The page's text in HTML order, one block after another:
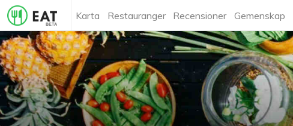
Karta Restauranger Recensioner Gemenskap